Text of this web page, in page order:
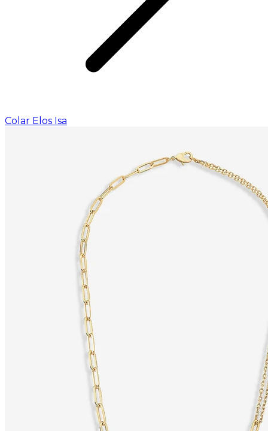
Colar Elos Isa